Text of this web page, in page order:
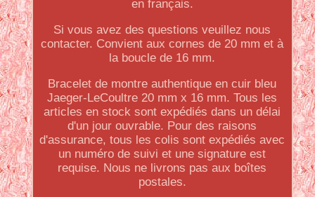
en français.
Si vous avez des questions veuillez nous
contacter. Convient aux cornes de 20 mm et à
la boucle de 16 mm.
Bracelet de montre authentique en cuir bleu
Jaeger-LeCoultre 20 mm x 16 mm. Tous les
articles en stock sont expédiés dans un délai
d'un jour ouvrable. Pour des raisons
d'assurance, tous les colis sont expédiés avec
un numéro de suivi et une signature est
requise. Nous ne livrons pas aux boîtes
postales.